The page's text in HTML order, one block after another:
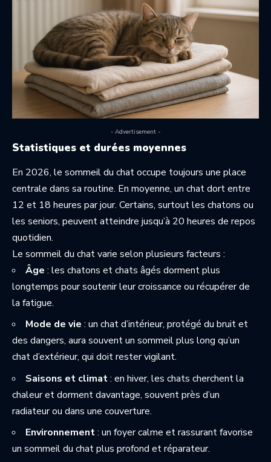
- Advertisement -
Statistiques et durées moyennes
En 2026, le sommeil du chat occupe toujours une place
centrale dans sa routine. En moyenne, un chat dort entre
12 et 18 heures par jour. Certains, surtout les chatons ou
les seniors, peuvent atteindre jusqu’à 20 heures de repos
quotidien.
Le sommeil du chat varie selon plusieurs facteurs :
Âge : les chatons et chats âgés dorment plus
longtemps pour soutenir leur croissance ou récupérer de
la fatigue.
Mode de vie : un chat d’intérieur, protégé du bruit et
des dangers, aura souvent un sommeil plus long qu’un
chat d’extérieur, qui doit rester vigilant.
Saisons et climat: en hiver, les chats cherchent la
chaleur et dorment davantage, souvent près d’un
radiateur ou dans une couverture.
Environnement: un foyer calme et rassurant favorise
un sommeil du chat plus profond et réparateur.